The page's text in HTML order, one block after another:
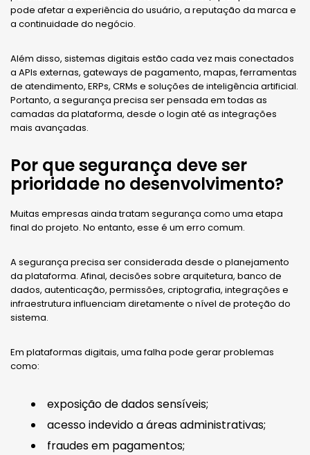
pode afetar a experiência do usuário, a reputação da marca e
a continuidade do negócio.
Além disso, sistemas digitais estão cada vez mais conectados
a APIs externas, gateways de pagamento, mapas, ferramentas
de atendimento, ERPs, CRMs e soluções de inteligência artificial.
Portanto, a segurança precisa ser pensada em todas as
camadas da plataforma, desde o login até as integrações
mais avançadas.
Por que segurança deve ser
prioridade no desenvolvimento?
Muitas empresas ainda tratam segurança como uma etapa
final do projeto. No entanto, esse é um erro comum.
A segurança precisa ser considerada desde o planejamento
da plataforma. Afinal, decisões sobre arquitetura, banco de
dados, autenticação, permissões, criptografia, integrações e
infraestrutura influenciam diretamente o nível de proteção do
sistema.
Em plataformas digitais, uma falha pode gerar problemas
como:
exposição de dados sensíveis;
acesso indevido a áreas administrativas;
fraudes em pagamentos;